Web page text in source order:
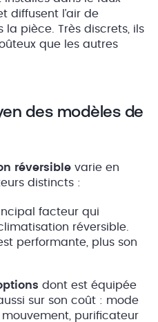
diffusent l’air de
la pièce. Très discrets, ils
que les autres
des modèles de
réversible varie en
distincts :
facteur qui
réversible.
performante, plus son
dont est équipée
sur son coût : mode
purificateur